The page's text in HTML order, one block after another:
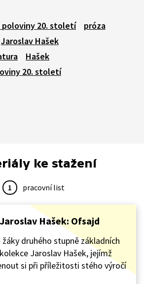
20. století
próza
Jaroslav Hašek
Hašek
20. století
ke stažení
1 pracovní list
Hašek: Ofsajd
druhého stupně základních
Jaroslav Hašek, jejímž
si při příležitosti stého výročí